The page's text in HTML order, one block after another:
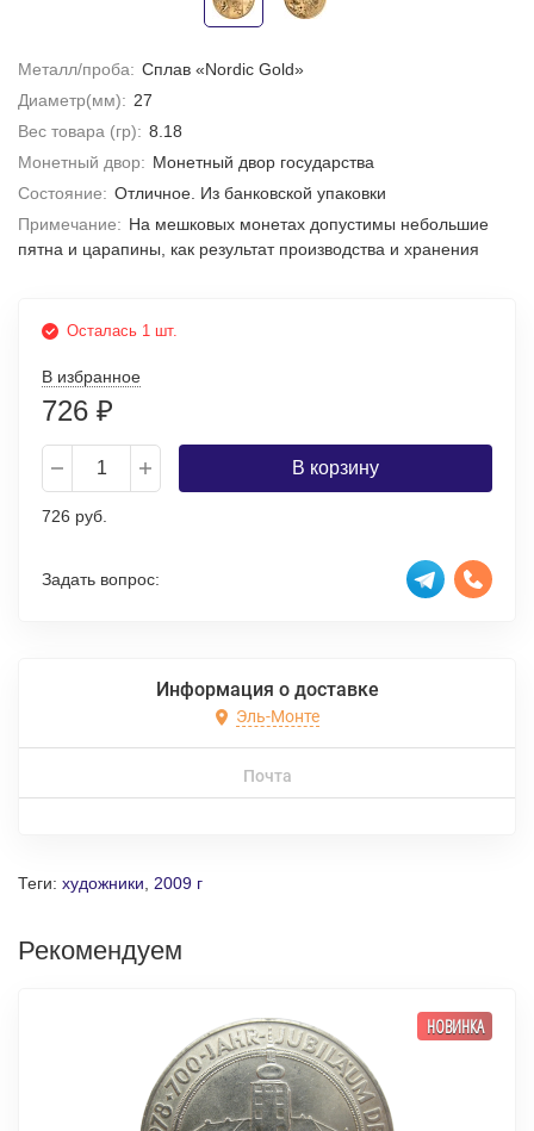
Металл/проба: Сплав «Nordic Gold»
Диаметр(мм): 27
Вес товара (гр): 8.18
Монетный двор: Монетный двор государства
Состояние: Отличное. Из банковской упаковки
Примечание: На мешковых монетах допустимы небольшие
пятна и царапины, как результат производства и хранения
Осталась 1 шт.
В избранное
726 ₽
В корзину
726 руб.
Задать вопрос:
Информация о доставке
Эль-Монте
Почта
Теги: художники 2009 г
Рекомендуем
НОВИНКА